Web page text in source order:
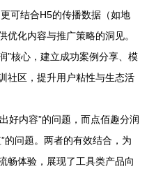
可结合H5的传播数据（如地
化内容与推广策略的洞见。
”核心，建立成功案例分享、模
社区，提升用户粘性与生态活
好内容”的问题，而点佰趣分润
的问题。两者的有效结合，为
畅体验，展现了工具类产品向